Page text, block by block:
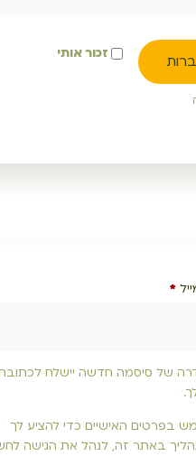
זכור אותי
*
של סיסמה חדשה יישלח
בפרטים האישיים כדי להציע לך
באתר זה, לנהל את הגישה